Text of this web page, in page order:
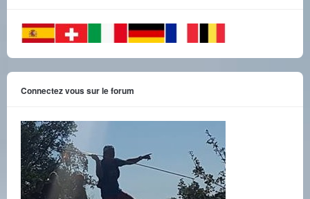
Connectez vous sur le forum